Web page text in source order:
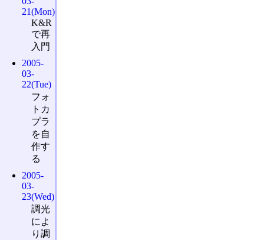
21(Mon)
K&R
で再
入門
2005-
03-
22(Tue)
フォ
トカ
プラ
を自
作す
る
2005-
03-
23(Wed)
調光
によ
り調